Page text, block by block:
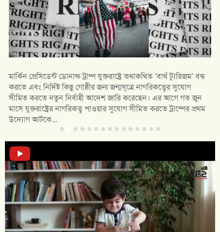
মার্কিন প্রেসিডেন্ট ডোনাল্ড ট্রাম্প যুক্তরাষ্ট্রে তথাকথিত ‘বার্থ ট্যুরিজম’ বন্ধ
করতে এবং নির্দিষ্ট কিছু গোষ্ঠীর জন্য জন্মসূত্রে নাগরিকত্বের সুযোগ
সীমিত করতে নতুন নির্বাহী আদেশ জারি করেছেন। এর আগে গত জুন
মাসে যুক্তরাষ্ট্রের নাগরিকত্ব পাওয়ার সুযোগ সীমিত করতে ট্রাম্পের প্রথম
উদ্যোগ আটকে...